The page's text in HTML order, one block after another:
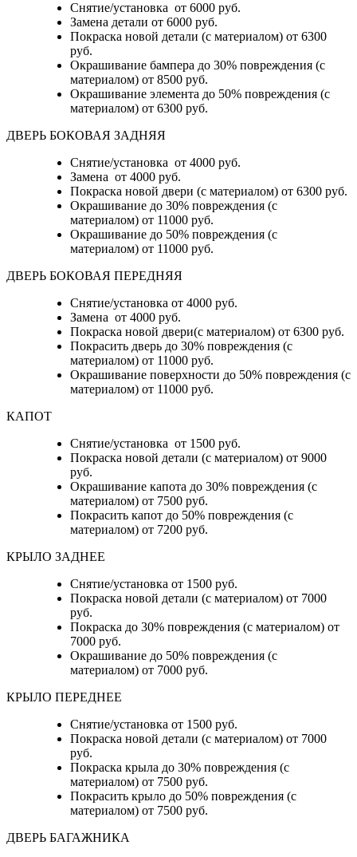
Снятие/установка от 6000 руб.
Замена детали от 6000 руб.
Покраска новой детали (с материалом) от 6300
руб.
Окрашивание бампера до 30% повреждения (с
материалом) от 8500 руб.
Окрашивание элемента до 50% повреждения (с
материалом) от 6300 руб.
ДВЕРЬ БОКОВАЯ ЗАДНЯЯ
Снятие/установка от 4000 руб.
Замена от 4000 руб.
Покраска новой двери (с материалом) от 6300 руб.
Окрашивание до 30% повреждения (с
материалом) от 11000 руб.
Окрашивание до 50% повреждения (с
материалом) от 11000 руб.
ДВЕРЬ БОКОВАЯ ПЕРЕДНЯЯ
Снятие/установка от 4000 руб.
Замена от 4000 руб.
Покраска новой двери(с материалом) от 6300 руб.
Покрасить дверь до 30% повреждения (с
материалом) от 11000 руб.
Окрашивание поверхности до 50% повреждения (с
материалом) от 11000 руб.
КАПОТ
Снятие/установка от 1500 руб.
Покраска новой детали (с материалом) от 9000
руб.
Окрашивание капота до 30% повреждения (с
материалом) от 7500 руб.
Покрасить капот до 50% повреждения (с
материалом) от 7200 руб.
КРЫЛО ЗАДНЕЕ
Снятие/установка от 1500 руб.
Покраска новой детали (с материалом) от 7000
руб.
Покраска до 30% повреждения (с материалом) от
7000 руб.
Окрашивание до 50% повреждения (с
материалом) от 7000 руб.
КРЫЛО ПЕРЕДНЕЕ
Снятие/установка от 1500 руб.
Покраска новой детали (с материалом) от 7000
руб.
Покраска крыла до 30% повреждения (с
материалом) от 7500 руб.
Покрасить крыло до 50% повреждения (с
материалом) от 7500 руб.
ДВЕРЬ БАГАЖНИКА